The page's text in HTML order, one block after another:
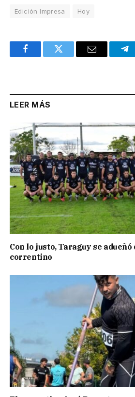
Edición Impresa Hoy
FacebookTwitter Email
LEER MÁS
Con lo justo, Taraguy se adueñó
correntino